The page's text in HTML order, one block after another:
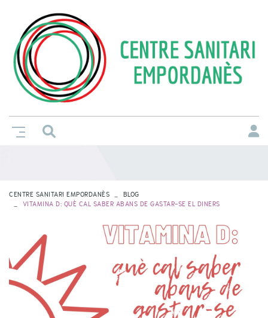
CENTRE SANITARI EMPORDANÈS
BLOG
VITAMINA D: QUÈ CAL SABER ABANS DE GASTAR-SE EL DINERS